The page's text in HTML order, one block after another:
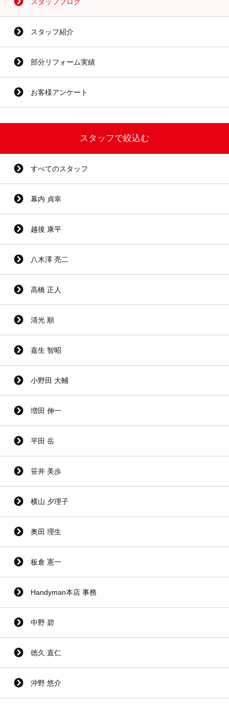
スタッフ紹介
部分リフォーム実績
お客様アンケート
スタッフで絞込む
すべてのスタッフ
幕内 貞幸
越後 康平
八木澤 亮二
高橋 正人
清光 順
嘉生 智昭
小野田 大輔
増田 伸一
平田 岳
笹井 美歩
横山 夕理子
奥田 理生
板倉 憲一
Handyman本店 事務
中野 碧
徳久 直仁
沖野 悠介